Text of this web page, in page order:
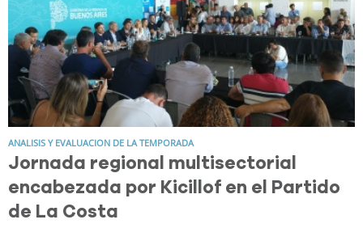
ANALISIS Y EVALUACION DE LA TEMPORADA
Jornada regional multisectorial
encabezada por Kicillof en el Partido
de La Costa